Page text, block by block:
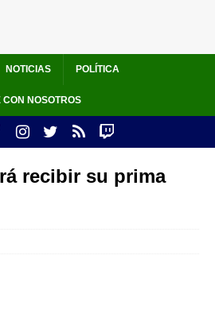
NOTICIAS POLÍTICA
CON NOSOTROS
recibir su prima